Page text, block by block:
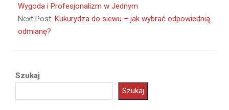
13
Wygoda i Profesjonalizm w Jednym
Next Post: Kukurydza do siewu – jak wybrać odpowiednią
odmianę?
Szukaj
Szukaj